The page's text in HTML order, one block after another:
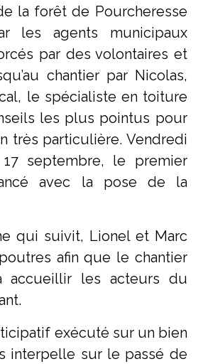
la forêt de Pourcheresse
les agents municipaux
par des volontaires et
chantier par Nicolas,
le spécialiste en toiture
les plus pointus pour
très particulière. Vendredi
septembre, le premier
avec la pose de la
qui suivit, Lionel et Marc
afin que le chantier
accueillir les acteurs du
exécuté sur un bien
interpelle sur le passé de